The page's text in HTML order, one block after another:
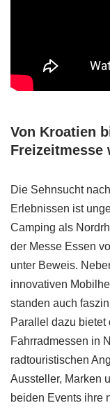
Von Kroatien
Freizeitmesse
Die Sehnsucht
Erlebnissen ist
Camping als
der Messe Essen
unter Beweis.
innovativen
standen auch
Parallel dazu
Fahrradmessen in
radtouristischen
Aussteller, Marken
beiden Events ihre